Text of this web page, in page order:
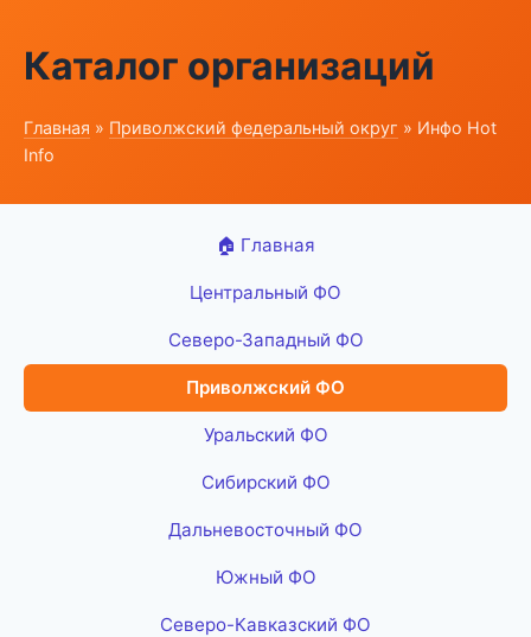
Каталог организаций
Главная » Приволжский федеральный округ » Инфо Hot
Info
🏠 Главная
Центральный ФО
Северо-Западный ФО
Приволжский ФО
Уральский ФО
Сибирский ФО
Дальневосточный ФО
Южный ФО
Северо-Кавказский ФО